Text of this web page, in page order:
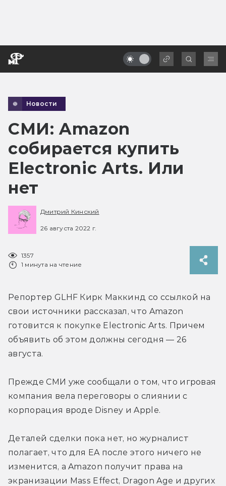
Новости
СМИ: Amazon
собирается купить
Electronic Arts. Или
нет
Дмитрий Кинский
26 августа 2022 г.
1357
1 минута на чтение
Репортер GLHF Кирк Маккинд со ссылкой на
свои источники рассказал, что Amazon
готовится к покупке Electronic Arts. Причем
объявить об этом должны сегодня — 26
августа.
Прежде СМИ уже сообщали о том, что игровая
компания вела переговоры о слиянии с
корпорация вроде Disney и Apple.
Деталей сделки пока нет, но журналист
полагает, что для EA после этого ничего не
изменится, а Amazon получит права на
экранизации Mass Effect, Dragon Age и других